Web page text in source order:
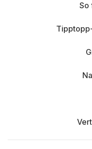
So